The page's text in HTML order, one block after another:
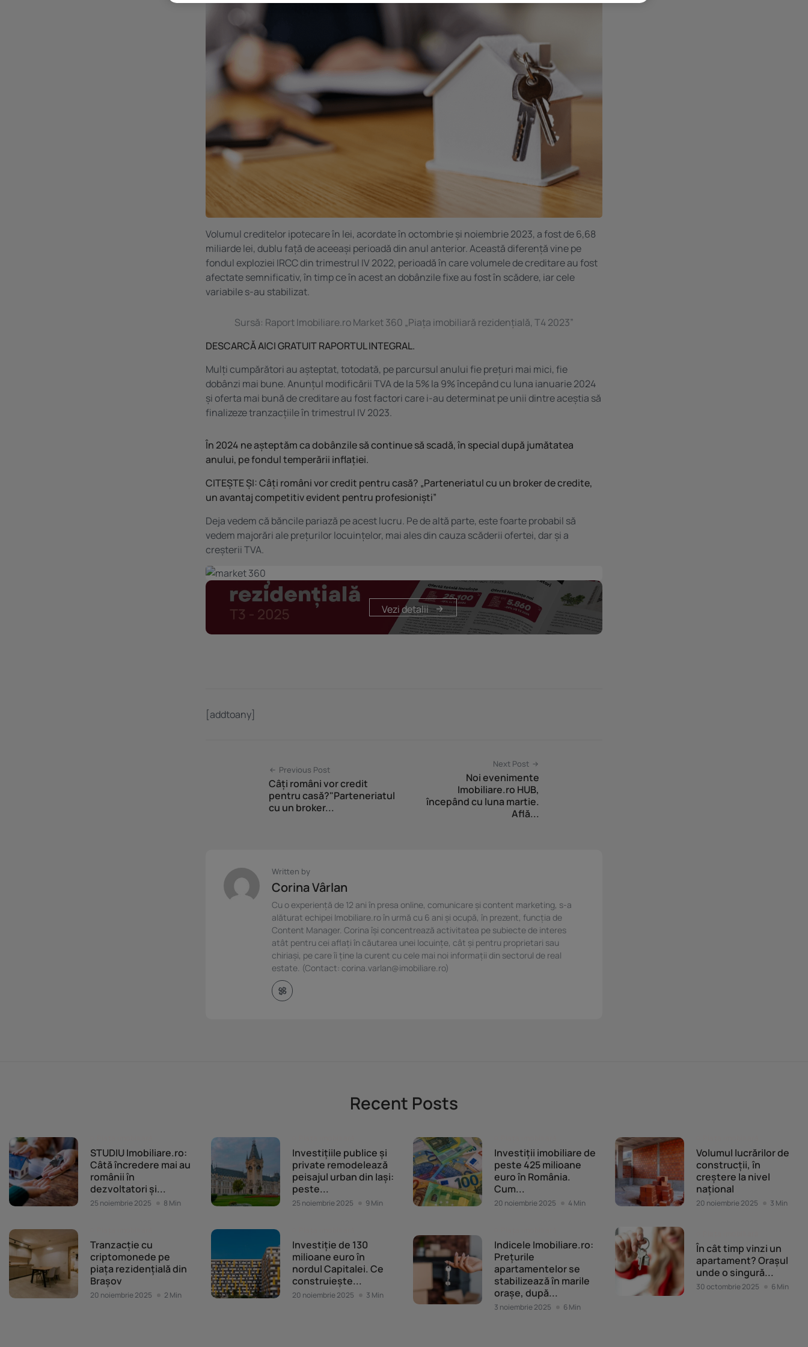
Volumul creditelor ipotecare în lei, acordate în octombrie și noiembrie 2023, a fost de 6,68
miliarde lei, dublu față de aceeași perioadă din anul anterior. Această diferență vine pe
fondul exploziei IRCC din trimestrul IV 2022, perioadă în care volumele de creditare au fost
afectate semnificativ, în timp ce în acest an dobânzile fixe au fost în scădere, iar cele
variabile s-au stabilizat.
Sursă: Raport Imobiliare.ro Market 360 „Piața imobiliară rezidențială, T4 2023”
DESCARCĂ AICI GRATUIT RAPORTUL INTEGRAL.
Mulți cumpărători au așteptat, totodată, pe parcursul anului fie prețuri mai mici, fie
dobânzi mai bune. Anunțul modificării TVA de la 5% la 9% începând cu luna ianuarie 2024
și oferta mai bună de creditare au fost factori care i-au determinat pe unii dintre aceștia să
finalizeze tranzacțiile în trimestrul IV 2023.
În 2024 ne așteptăm ca dobânzile să continue să scadă, în special după jumătatea
anului, pe fondul temperării inflației.
CITEȘTE ȘI:Câți români vor credit pentru casă? „Parteneriatul cu un broker de credite,
un avantaj competitiv evident pentru profesioniști”
Deja vedem că băncile pariază pe acest lucru. Pe de altă parte, este foarte probabil să
vedem majorări ale prețurilor locuințelor, mai ales din cauza scăderii ofertei, dar și a
creșterii TVA.
Vezi detalii
[addtoany]
Previous Post
Câți români vor credit
pentru casă?"Parteneriatul
cu un broker...
Next Post
Noi evenimente
Imobiliare.ro HUB,
începând cu luna martie.
Află...
Written by
Corina Vârlan
Cu o experiență de 12 ani în presa online, comunicare și content marketing, s-a
alăturat echipei Imobiliare.ro în urmă cu 6 ani și ocupă, în prezent, funcția de
Content Manager. Corina își concentrează activitatea pe subiecte de interes
atât pentru cei aflați în căutarea unei locuințe, cât și pentru proprietari sau
chiriași, pe care îi ține la curent cu cele mai noi informații din sectorul de real
estate. (Contact: corina.varlan@imobiliare.ro)
Recent Posts
STUDIU Imobiliare.ro:
Câtă încredere mai au
românii în
dezvoltatori și...
25 noiembrie 2025 8 Min
Investițiile publice și
private remodelează
peisajul urban din Iași:
peste...
25 noiembrie 2025 9 Min
Investiții imobiliare de
peste 425 milioane
euro în România.
Cum...
20 noiembrie 2025 4 Min
Volumul lucrărilor de
construcții, în
creștere la nivel
național
20 noiembrie 2025 3 Min
Tranzacție cu
criptomonede pe
piața rezidențială din
Brașov
20 noiembrie 2025 2 Min
Investiție de 130
milioane euro în
nordul Capitalei. Ce
construiește...
20 noiembrie 2025 3 Min
Indicele Imobiliare.ro:
Prețurile
apartamentelor se
stabilizează în marile
orașe, după...
3 noiembrie 2025 6 Min
În cât timp vinzi un
apartament? Orașul
unde o singură...
30 octombrie 2025 6 Min